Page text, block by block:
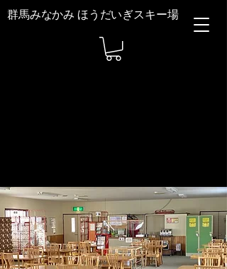
群馬みなかみ ほうだいぎスキー場